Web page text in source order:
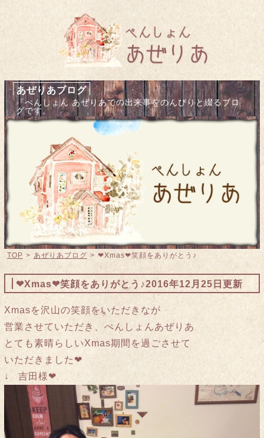
あぜりあブログ
『ぺんしょん あぜりあでの出来事をのんびりと綴るブロ
グです。
TOP > あぜりあブログ > ❤︎Xmas❤︎笑顔をありがとう♪
❤︎Xmas❤︎笑顔をありがとう♪2016年12月25日更新
Xmasを沢山の笑顔をいただきなが
営業させていただき、ぺんしょんあぜりあ
とても素晴らしいXmas期間を過ごさせて
いただきました❤︎
↓ 吉田様❤︎